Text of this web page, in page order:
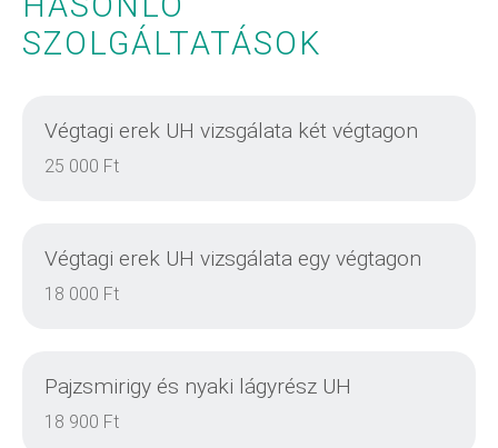
SZOLGÁLTATÁSOK
Végtagi erek UH vizsgálata két végtagon
25 000 Ft
Végtagi erek UH vizsgálata egy végtagon
18 000 Ft
Pajzsmirigy és nyaki lágyrész UH
18 900 Ft